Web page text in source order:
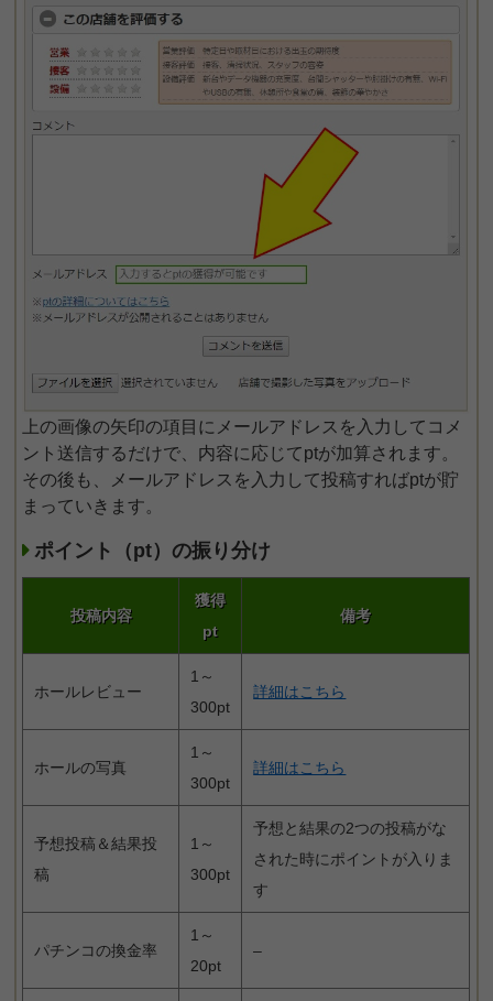
上の画像の矢印の項目にメールアドレスを入力してコメ
ント送信するだけで、内容に応じてptが加算されます。
その後も、メールアドレスを入力して投稿すればptが貯
まっていきます。
ポイント（pt）の振り分け
投稿内容
獲得
pt
備考
ホールレビュー
1～
300pt
詳細はこちら
ホールの写真
1～
300pt
詳細はこちら
予想投稿＆結果投
稿
1～
300pt
予想と結果の2つの投稿がな
された時にポイントが入りま
す
パチンコの換金率
1～
20pt
–